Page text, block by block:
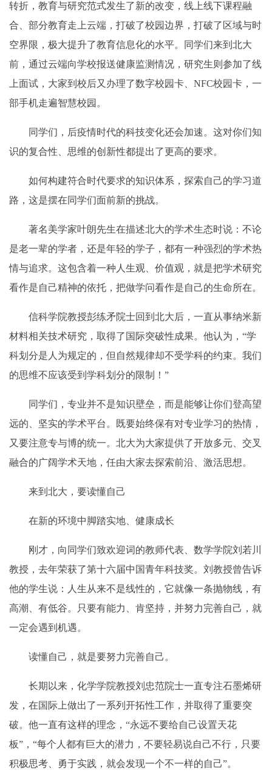
转折，教育与研究范式发生了新的改变，线上线下课程融
合、部分教育走上云端，打破了校园边界，打破了区域与时
空界限，极大提升了教育信息化的水平。同学们来到北大
前，通过云端向学校报送健康监测情况，研究生则参加了线
上面试，大家到校后又办理了数字校园卡、NFC校园卡，一
部手机走遍智慧校园。
同学们，后疫情时代的科技变化还会加速。这对你们知
识的复合性、思维的创新性都提出了更高的要求。
如何构建符合时代要求的知识体系，探索自己的学习道
路，这是摆在同学们面前新的挑战。
著名美学家叶朗先生在描述北大的学术生态时说：不论
是老一辈的学者，还是年轻的学子，都有一种强烈的学术热
情与追求。这包含着一种人生观、价值观，就是把学术研究
看作是自己精神的依托，把做学问看作是自己的生命所在。
信科学院教授彭练矛院士回到北大后，一直从事纳米新
材料相关技术研究，取得了国际突破性成果。他认为，“学
科划分是人为规定的，但自然规律却不受学科的约束。我们
的思维不应该受到学科划分的限制！”
同学们，专业并不是知识壁垒，而是能够让你们登高望
远的、坚实的学术平台。既要始终保有对专业学习的热情，
又要注意专与博的统一。北大为大家提供了开放多元、交叉
融合的广阔学术天地，任由大家去探索前沿、激活思想。
来到北大，要读懂自己
在新的环境中脚踏实地、健康成长
刚才，向同学们致欢迎词的教师代表、数学学院刘若川
教授，去年荣获了第十六届中国青年科技奖。刘教授曾告诉
他的学生说：人生从来不是线性的，它就像一条抛物线，有
高潮、有低谷。只要有能力、肯坚持，并努力完善自己，就
一定会遇到机遇。
读懂自己，就是要努力完善自己。
长期以来，化学学院教授刘忠范院士一直专注石墨烯研
发，在国际上做出了一系列开拓性工作，并取得了重要突
破。他一直有这样的理念，“永远不要给自己设置天花
板”，“每个人都有巨大的潜力，不要轻易说自己不行，只要
积极思考、勇于实践，就会发现一个不一样的自己”。